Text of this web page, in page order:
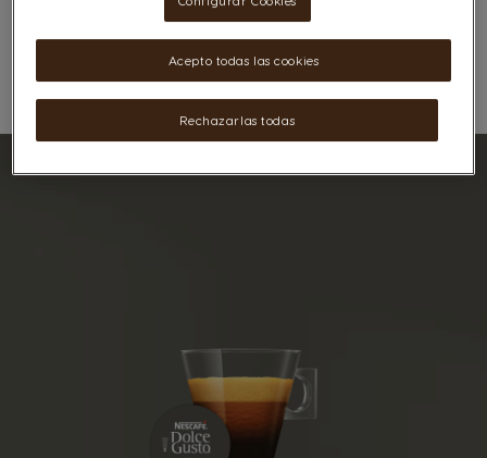
Lista De Deseos
Lista De Deseos
Rechazarlas todas
Acepto todas las cookies